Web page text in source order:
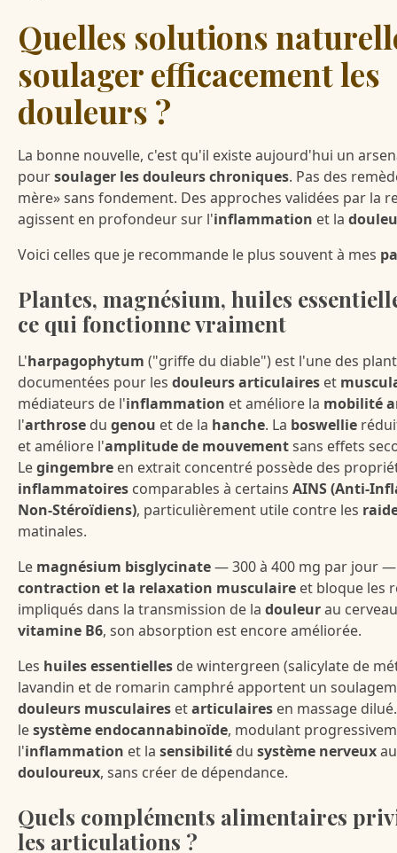
Quelles solutions
soulager efficacement les
douleurs ?
La bonne nouvelle, c'est qu'il existe aujourd'hui un
poursoulager les douleurs chroniques. Pas des
mère» sans fondement. Des approches validées par la
agissent en profondeur sur l'inflammation et la
Voici celles que je recommande le plus souvent à mes
Plantes, magnésium, huiles
ce qui fonctionne vraiment
L'harpagophytum ("griffe du diable") est l'une des
documentées pour les douleurs articulaires et
médiateurs de l'inflammation et améliore la mobilité
l'arthrose du genou et de la hanche. La boswellie
et améliore l'amplitude de mouvementsans effets
Legingembre en extrait concentré possède des
inflammatoires comparables à certains AINS (Anti-
Non-Stéroïdiens), particulièrement utile contre les
matinales.
Le magnésium bisglycinate— 300 à 400 mg par jour
contraction et la relaxation musculaire et bloque les
impliqués dans la transmission de la douleurau
vitamine B6, son absorption est encore améliorée.
Les huiles essentielles de wintergreen (salicylate de
lavandin et de romarin camphré apportent un
douleurs musculaires etarticulaires en massage
lesystème endocannabinoïde, modulant
l'inflammation et la sensibilité du système nerveux
douloureux, sans créer de dépendance.
Quels compléments alimentaires
les articulations ?